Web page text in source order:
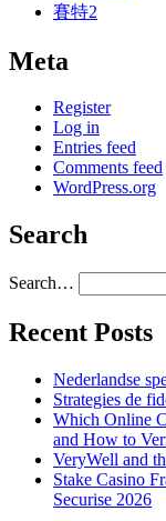
賽特2
Meta
Register
Log in
Entries feed
Comments feed
WordPress.org
Search
Search…
Recent Posts
Nederlandse
Strategies de
Which Online
and How to
VeryWell and
Stake Casino
Securise 2026